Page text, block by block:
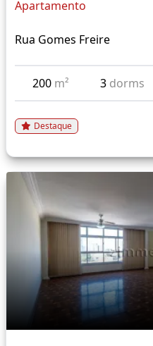
Apartamento
Rua Gomes Freire
200 m² 3 dorms
Destaque